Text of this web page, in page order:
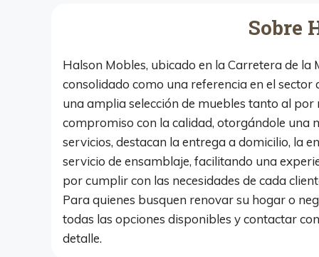
Sobre
Halson Mobles, ubicado en la Carretera de la
consolidado como una referencia en el
una amplia selección de muebles tanto al
compromiso con la calidad, otorgándole una
servicios, destacan la entrega a domicilio, la
servicio de ensamblaje, facilitando una
por cumplir con las necesidades de cada
Para quienes busquen renovar su hogar o
todas las opciones disponibles y contactar
detalle.